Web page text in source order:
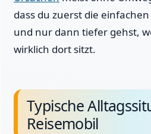
dass du zuerst die
und nur dann tiefer gehst,
wirklich dort sitzt.
Typische
Reisemobil